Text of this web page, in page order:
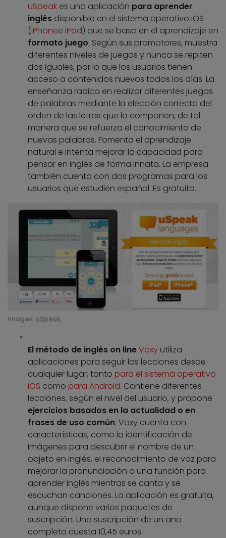
uSpeak es una aplicación para aprender
inglés disponible en el sistema operativo iOS
(iPhonee iPad) que se basa en el aprendizaje en
formato juego. Según sus promotores, muestra
diferentes niveles de juegos y nunca se repiten
dos iguales, por lo que los usuarios tienen
acceso a contenidos nuevos todos los días. La
enseñanza radica en realizar diferentes juegos
de palabras mediante la elección correcta del
orden de las letras que la componen, de tal
manera que se refuerza el conocimiento de
nuevas palabras. Fomenta el aprendizaje
natural e intenta mejorar la capacidad para
pensar en inglés de forma innata. La empresa
también cuenta con dos programas para los
usuarios que estudien español. Es gratuita.
Imagen: uSpeak
El método de inglés on lineVoxy utiliza
aplicaciones para seguir las lecciones desde
cualquier lugar, tanto para el sistema operativo
iOS como para Android. Contiene diferentes
lecciones, según el nivel del usuario, y propone
ejercicios basados en la actualidad o en
frases de uso común. Voxy cuenta con
características, como la identificación de
imágenes para descubrir el nombre de un
objeto en inglés, el reconocimiento de voz para
mejorar la pronunciación o una función para
aprender inglés mientras se canta y se
escuchan canciones. La aplicación es gratuita,
aunque dispone varios paquetes de
suscripción. Una suscripción de un año
completo cuesta 10,45 euros.